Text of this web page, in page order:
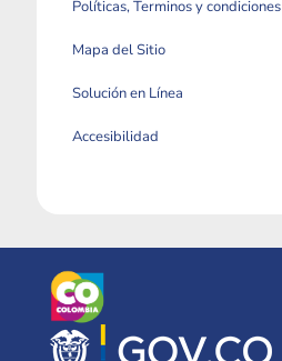
Políticas, Terminos y condiciones
Mapa del Sitio
Solución en Línea
Accesibilidad